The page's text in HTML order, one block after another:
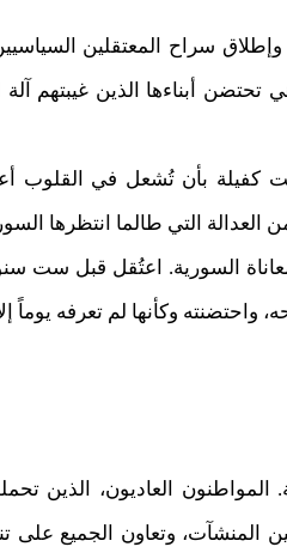
وإطلاق سراح المعتقلين
أبناءها الذين غيبتهم
كانت كفيلة بأن تُشعل في
العدالة التي طالما انتظرها
السورية. اعتُقل قبل ست
واحتضنته وكأنها لم تعرفه يوماً
العاديون، الذين
المنشآت، وتعاون الجميع على